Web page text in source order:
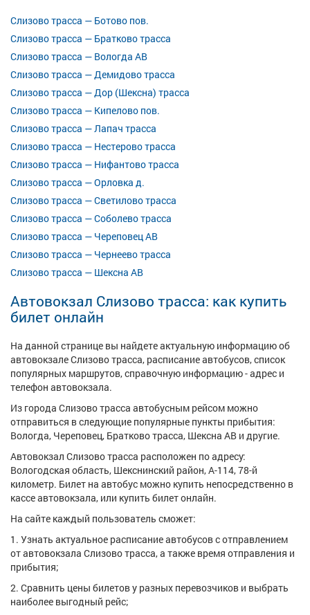
Слизово трасса — Ботово пов.
Слизово трасса — Братково трасса
Слизово трасса — Вологда АВ
Слизово трасса — Демидово трасса
Слизово трасса — Дор (Шексна) трасса
Слизово трасса — Кипелово пов.
Слизово трасса — Лапач трасса
Слизово трасса — Нестерово трасса
Слизово трасса — Нифантово трасса
Слизово трасса — Орловка д.
Слизово трасса — Светилово трасса
Слизово трасса — Соболево трасса
Слизово трасса — Череповец АВ
Слизово трасса — Чернеево трасса
Слизово трасса — Шексна АВ
Автовокзал Слизово трасса: как купить
билет онлайн
На данной странице вы найдете актуальную информацию об
автовокзале Слизово трасса, расписание автобусов, список
популярных маршрутов, справочную информацию - адрес и
телефон автовокзала.
Из города Слизово трасса автобусным рейсом можно
отправиться в следующие популярные пункты прибытия:
Вологда, Череповец, Братково трасса, Шексна АВ и другие.
Автовокзал Слизово трасса расположен по адресу:
Вологодская область, Шекснинский район, А-114, 78-й
километр. Билет на автобус можно купить непосредственно в
кассе автовокзала, или купить билет онлайн.
На сайте каждый пользователь сможет:
1. Узнать актуальное расписание автобусов с отправлением
от автовокзала Слизово трасса, а также время отправления и
прибытия;
2. Сравнить цены билетов у разных перевозчиков и выбрать
наиболее выгодный рейс;